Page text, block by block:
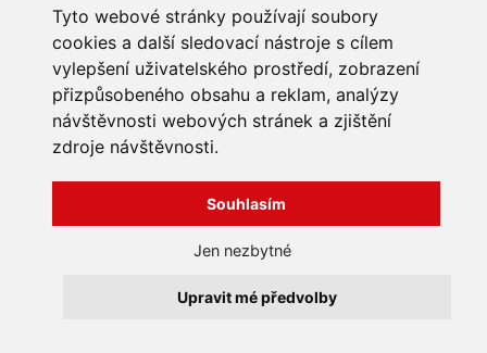
Tyto webové stránky používají soubory
cookies a další sledovací nástroje s cílem
vylepšení uživatelského prostředí, zobrazení
přizpůsobeného obsahu a reklam, analýzy
návštěvnosti webových stránek a zjištění
zdroje návštěvnosti.
Souhlasím
Jen nezbytné
Upravit mé předvolby
Zpracování a ochrana
osobních údajů
Jak nakupovat
O nás
Kontakt
Reklamace, odstoupení od
smlouvy
Všechna práva vyhrazena
Bravura s.r.o. © 2026
profesionální webové stránky: triangl web